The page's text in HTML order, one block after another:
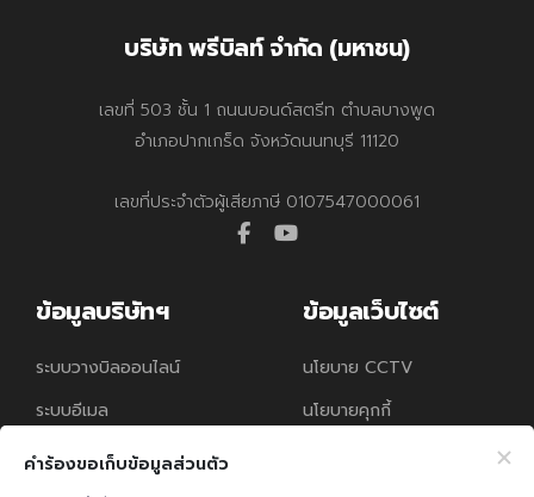
บริษัท พรีบิลท์ จำกัด (มหาชน)
เลขที่ 503 ชั้น 1 ถนนบอนด์สตรีท ตำบลบางพูด
อำเภอปากเกร็ด จังหวัดนนทบุรี 11120
เลขที่ประจำตัวผู้เสียภาษี 0107547000061
facebookyoutube
ข้อมูลบริษัทฯ
ระบบวางบิลออนไลน์
ระบบอีเมล
ข้อมูลเว็บไซต์
นโยบาย CCTV
นโยบายคุกกี้
คำร้องขอเก็บข้อมูลส่วนตัว